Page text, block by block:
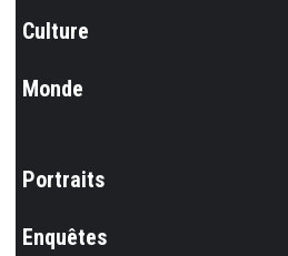
Culture
Monde
Portraits
Enquêtes